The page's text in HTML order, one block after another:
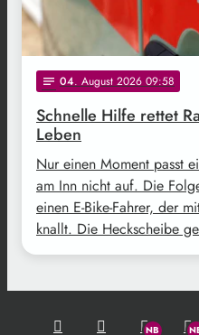
notes 04. August 2026 09:58
Schnelle Hilfe rettet
Leben
Nur einen Moment passt
am Inn nicht auf. Die
einen E-Bike-Fahrer, der
knallt. Die Heckscheibe